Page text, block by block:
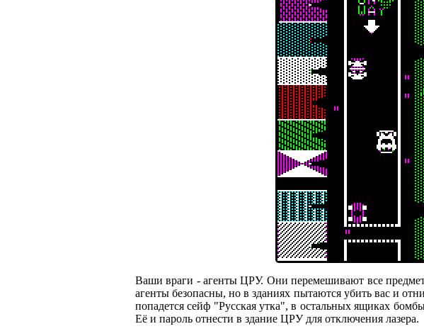
Ваши враги - агенты ЦРУ. Они перемешивают все
агенты безопасны, но в зданиях пытаются убить вас и
попадется сейф "Русская утка", в остальных ящиках
Её и пароль отнести в здание ЦРУ для отключения лазера.